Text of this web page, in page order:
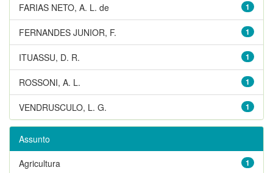
1
FARIAS NETO, A. L. de
1
FERNANDES JUNIOR, F.
1
ITUASSU, D. R.
1
ROSSONI, A. L.
1
VENDRUSCULO, L. G.
Assunto
1
Agricultura